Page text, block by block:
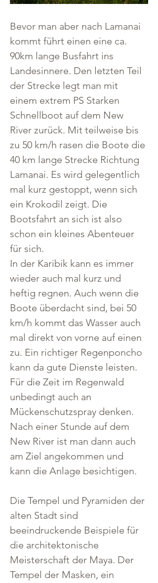
Bevor man aber nach Lamanai
kommt führt einen eine ca.
90km lange Busfahrt ins
Landesinnere. Den letzten Teil
der Strecke legt man mit
einem extrem PS Starken
Schnellboot auf dem New
River zurück. Mit teilweise bis
zu 50 km/h rasen die Boote die
40 km lange Strecke Richtung
Lamanai. Es wird gelegentlich
mal kurz gestoppt, wenn sich
ein Krokodil zeigt. Die
Bootsfahrt an sich ist also
schon ein kleines Abenteuer
für sich.
In der Karibik kann es immer
wieder auch mal kurz und
heftig regnen. Auch wenn die
Boote überdacht sind, bei 50
km/h kommt das Wasser auch
mal direkt von vorne auf einen
zu. Ein richtiger Regenponcho
kann da gute Dienste leisten.
Für die Zeit im Regenwald
unbedingt auch an
Mückenschutzspray denken.
Nach einer Stunde auf dem
New River ist man dann auch
am Ziel angekommen und
kann die Anlage besichtigen.
Die Tempel und Pyramiden der
alten Stadt sind
beeindruckende Beispiele für
die architektonische
Meisterschaft der Maya. Der
Tempel der Masken, ein